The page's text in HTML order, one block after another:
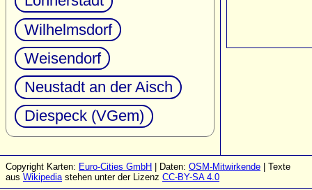
Wilhelmsdorf
Weisendorf
Neustadt an der Aisch
Diespeck (VGem)
Copyright Karten: Euro-Cities GmbH | Daten: OSM-Mitwirkende | Texte
aus Wikipediastehen unter der Lizenz CC-BY-SA 4.0